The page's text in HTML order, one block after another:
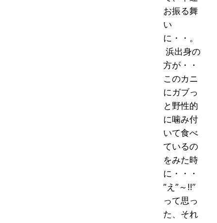
お振る舞
い
に・・。
浜出身の
方が・・
このカニ
にガブっ
と野性的
に噛み付
いて食べ
ているの
をみた時
に・・・
”え”～!!”
って思っ
た、それ